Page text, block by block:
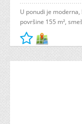
U ponudi je
površine 155 m²,